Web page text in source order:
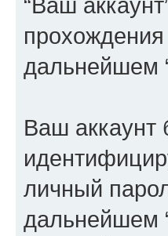
дальнейшем
Ваш аккаунт
личный
дальнейшем